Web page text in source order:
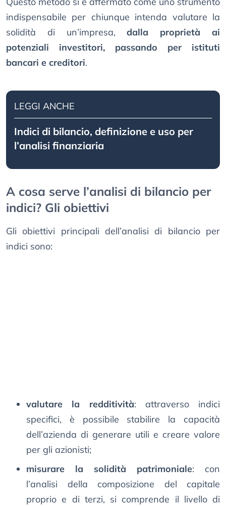
indispensabile per chiunque intenda valutare la
solidità di un’impresa,dalla proprietà ai
potenziali investitori, passando per istituti
bancari e creditori.
LEGGI ANCHE
Indici di bilancio, definizione e uso per
l’analisi finanziaria
A cosa serve l’analisi di bilancio per
indici? Gli obiettivi
Gli obiettivi principali dell’analisi di bilancio per
indici sono:
valutare la redditività: attraverso indici
specifici, è possibile stabilire la capacità
dell’azienda di generare utili e creare valore
per gli azionisti;
misurare la solidità patrimoniale: con
l’analisi della composizione del capitale
proprio e di terzi, si comprende il livello di